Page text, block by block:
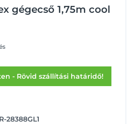
gégecső 1,75m cool
- Rövid szállítási határidő!
28388GL1